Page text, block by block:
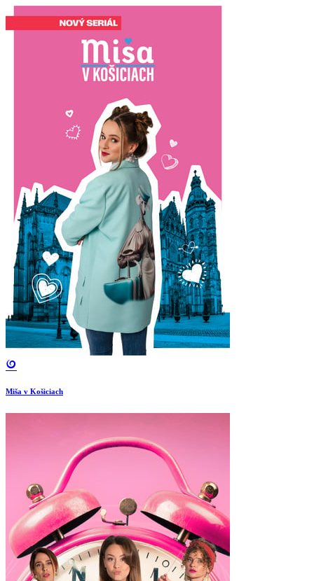
Miša v Košiciach